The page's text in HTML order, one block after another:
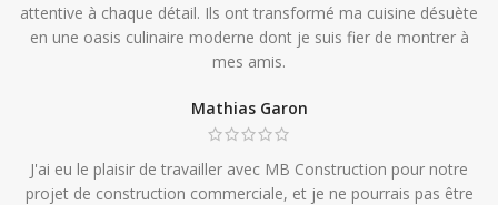
attentive à chaque détail. Ils ont transformé ma cuisine désuète
en une oasis culinaire moderne dont je suis fier de montrer à
mes amis.
Mathias Garon
J'ai eu le plaisir de travailler avec MB Construction pour notre
projet de construction commerciale, et je ne pourrais pas être